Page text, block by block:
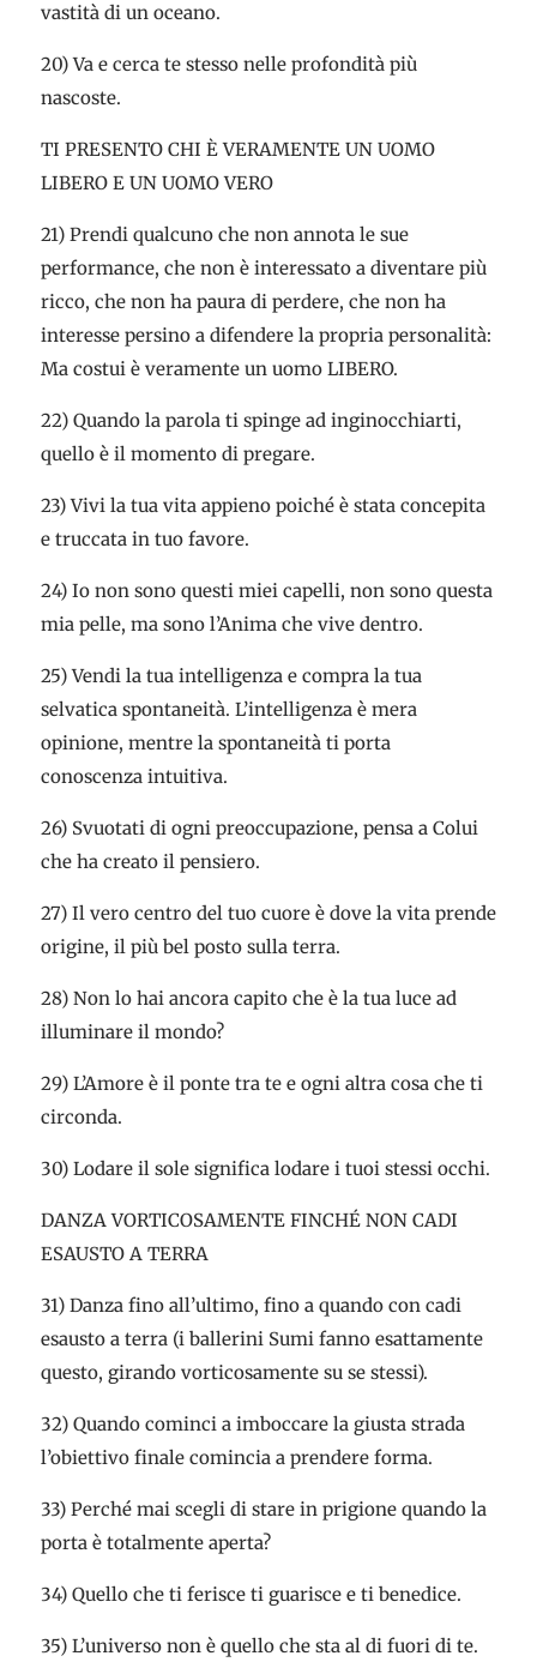
vastità di un oceano.
20) Va e cerca te stesso nelle profondità più
nascoste.
TI PRESENTO CHI È VERAMENTE UN UOMO
LIBERO E UN UOMO VERO
21) Prendi qualcuno che non annota le sue
performance, che non è interessato a diventare più
ricco, che non ha paura di perdere, che non ha
interesse persino a difendere la propria personalità:
Ma costui è veramente un uomo LIBERO.
22) Quando la parola ti spinge ad inginocchiarti,
quello è il momento di pregare.
23) Vivi la tua vita appieno poiché è stata concepita
e truccata in tuo favore.
24) Io non sono questi miei capelli, non sono questa
mia pelle, ma sono l’Anima che vive dentro.
25) Vendi la tua intelligenza e compra la tua
selvatica spontaneità. L’intelligenza è mera
opinione, mentre la spontaneità ti porta
conoscenza intuitiva.
26) Svuotati di ogni preoccupazione, pensa a Colui
che ha creato il pensiero.
27) Il vero centro del tuo cuore è dove la vita prende
origine, il più bel posto sulla terra.
28) Non lo hai ancora capito che è la tua luce ad
illuminare il mondo?
29) L’Amore è il ponte tra te e ogni altra cosa che ti
circonda.
30) Lodare il sole significa lodare i tuoi stessi occhi.
DANZA VORTICOSAMENTE FINCHÉ NON CADI
ESAUSTO A TERRA
31) Danza fino all’ultimo, fino a quando con cadi
esausto a terra (i ballerini Sumi fanno esattamente
questo, girando vorticosamente su se stessi).
32) Quando cominci a imboccare la giusta strada
l’obiettivo finale comincia a prendere forma.
33) Perché mai scegli di stare in prigione quando la
porta è totalmente aperta?
34) Quello che ti ferisce ti guarisce e ti benedice.
35) L’universo non è quello che sta al di fuori di te.